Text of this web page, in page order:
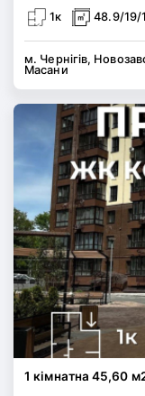
1к 48.9/19/
м. Чернігів,
Масани
1 кімнатна 45,60